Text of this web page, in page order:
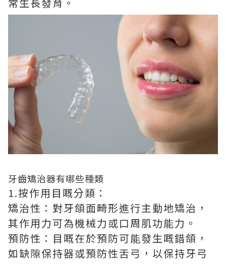
牙齒矯治器有哪些種類
1.按作用目嘅分類：
矯治性：對牙頜面畸形進行主動地矯治，
其作用力可為機械力或口周肌功能力。
預防性：目嘅在於預防可能發生嘅錯頜，
如缺隙保持器或預防性舌弓，以保持牙弓